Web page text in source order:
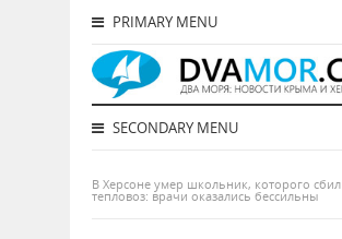
PRIMARY MENU
SECONDARY MENU
В Херсоне умер школьник, которого сбил
тепловоз: врачи оказались бессильны